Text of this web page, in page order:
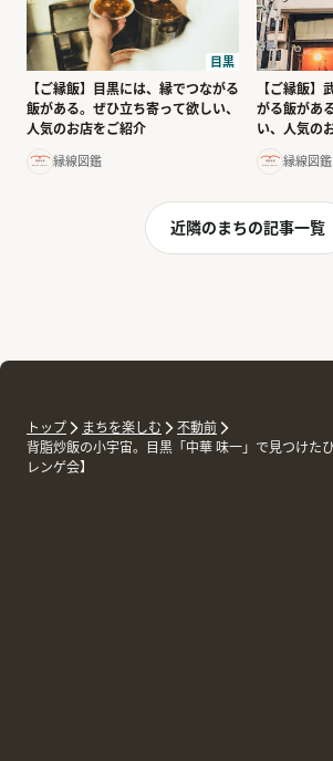
目黒
【ご縁飯】目黒には、縁でつながる
飯がある。ぜひ立ち寄って欲しい、
人気のお店をご紹介
縁線図鑑
【ご縁飯】
がる飯があ
い、人気の
縁線図鑑
近隣のまちの記事一覧
トップ まちを楽しむ
不動前
背脂炒飯の小宇宙。目黒「中華 味一」で見つけた
レンゲ会】